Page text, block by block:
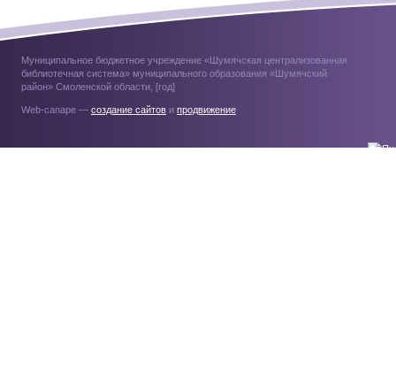
Муниципальное бюджетное учреждение «Шумячская централизованная
библиотечная система» муниципального образования «Шумячский
район» Смоленской области, [год]
Web-canape — создание сайтов и продвижение